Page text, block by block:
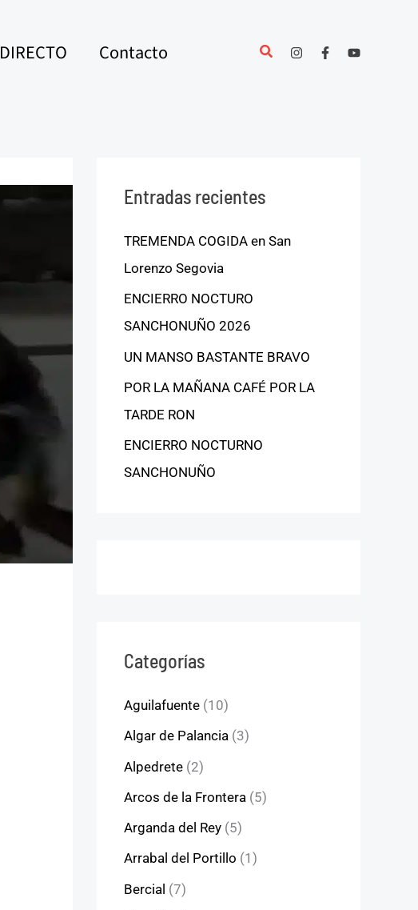
DIRECTO Contacto
Entradas recientes
TREMENDA COGIDA en San
Lorenzo Segovia
ENCIERRO NOCTURO
SANCHONUÑO 2026
UN MANSO BASTANTE BRAVO
POR LA MAÑANA CAFÉ POR LA
TARDE RON
ENCIERRO NOCTURNO
SANCHONUÑO
Categorías
Aguilafuente (10)
Algar de Palancia (3)
Alpedrete (2)
Arcos de la Frontera (5)
Arganda del Rey (5)
Arrabal del Portillo (1)
Bercial (7)